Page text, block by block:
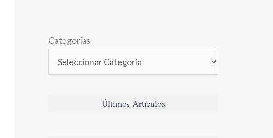
Categorías
Últimos Artículos